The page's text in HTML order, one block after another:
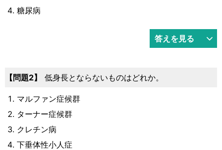
糖尿病
答えを見る
問題2 低身長とならないものはどれか。
マルファン症候群
ターナー症候群
クレチン病
下垂体性小人症